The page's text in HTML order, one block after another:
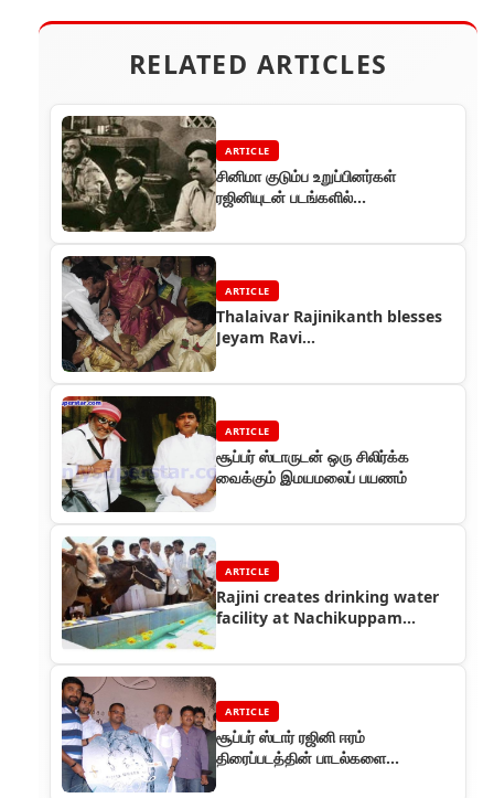
RELATED ARTICLES
ARTICLE
சினிமா குடும்ப உறுப்பினர்கள்
ரஜினியுடன் படங்களில்
ARTICLE
Thalaivar Rajinikanth blesses
Jeyam Ravi...
ARTICLE
சூப்பர் ஸ்டாருடன் ஒரு சிலிர்க்க
வைக்கும் இமயமலைப் பயணம்
ARTICLE
Rajini creates drinking water
facility at Nachikuppam
ARTICLE
சூப்பர் ஸ்டார் ரஜினி ஈரம்
திரைப்படத்தின் பாடல்களை